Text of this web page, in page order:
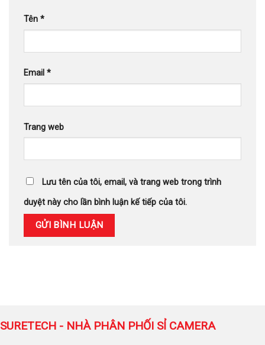
Tên *
Email *
Trang web
Lưu tên của tôi, email, và trang web trong trình
duyệt này cho lần bình luận kế tiếp của tôi.
SURETECH - NHÀ PHÂN PHỐI SỈ CAMERA